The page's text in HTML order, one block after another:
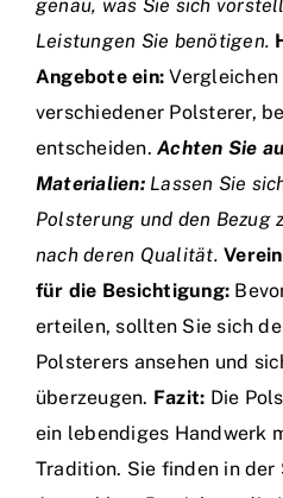
genau, was Sie sich
Leistungen Sie benötigen.
Angebote ein:
verschiedener Polsterer,
entscheiden.Achten Sie
Materialien:Lassen Sie
Polsterung und den Bezug
nach deren Qualität.
für die Besichtigung:
erteilen, sollten Sie sich
Polsterers ansehen und
überzeugen. Fazit: Die
ein lebendiges Handwerk
Tradition. Sie finden in